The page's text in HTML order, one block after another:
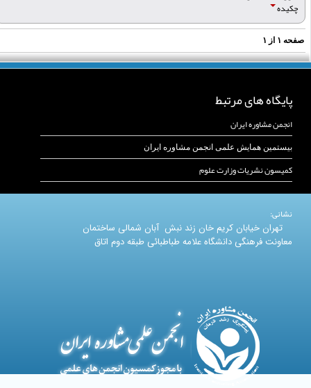
چکیده
۱از ۱
پایگاه های مرتبط
انجمن مشاوره ایران
بیستمین همایش علمی انجمن مشاوره ایران
کمیسون نشریات وزارت علوم
نشانی:
تهران خیابان کریم خان زند نبش آبان شمالی ساختمان
معاونت فرهنگی دانشگاه علامه طباطبائی طبقه دوم اتاق